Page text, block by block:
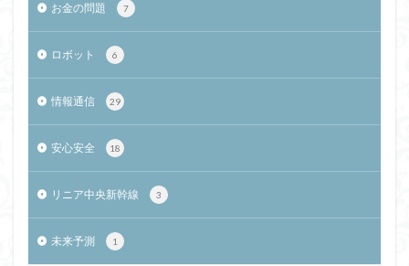
お金の問題 7
ロボット 6
情報通信 29
安心安全 18
リニア中央新幹線 3
未来予測 1